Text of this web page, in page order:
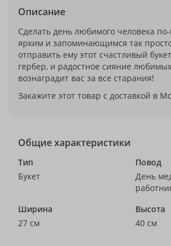
Описание
Сделать день любимого человека
ярким и запоминающимся так
отправить ему этот счастливый
гербер, и радостное сияние любимых
вознаградит вас за все старания!
Закажите этот товар с доставкой в
Общие характеристики
Тип
Букет
Повод
День
Ширина
27 см
Высота
40 см